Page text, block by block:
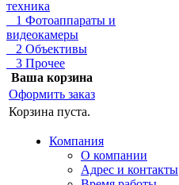
техника
1 Фотоаппараты и
видеокамеры
2 Объективы
3 Прочее
Ваша корзина
Оформить заказ
Корзина пуста.
Компания
О компании
Адрес и контакты